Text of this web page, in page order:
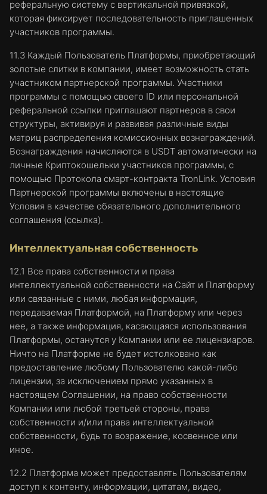
реферальную систему с вертикальной привязкой,
которая фиксирует последовательность приглашенных
участников программы.
11.3 Каждый Пользователь Платформы, приобретающий
золотые слитки в компании, имеет возможность стать
участником партнерской программы. Участники
программы с помощью своего ID или персональной
реферальной ссылки приглашают партнеров в свои
структуры, активируя и развивая различные виды
матриц распределения комиссионных вознаграждений.
Вознаграждения начисляются в USDT автоматически на
личные Криптокошельки участников программы, с
помощью Протокола смарт-контракта TronLink. Условия
Партнерской программы включены в настоящие
Условия в качестве обязательного дополнительного
соглашения (ссылка).
Интеллектуальная собственность
12.1 Все права собственности и права
интеллектуальной собственности на Сайт и Платформу
или связанные с ними, любая информация,
передаваемая Платформой, на Платформу или через
нее, а также информация, касающаяся использования
Платформы, останутся у Компании или ее лицензиаров.
Ничто на Платформе не будет истолковано как
предоставление любому Пользователю какой-либо
лицензии, за исключением прямо указанных в
настоящем Соглашении, на право собственности
Компании или любой третьей стороны, права
собственности и/или права интеллектуальной
собственности, будь то возражение, косвенное или
иное.
12.2 Платформа может предоставлять Пользователям
доступ к контенту, информации, цитатам, видео,